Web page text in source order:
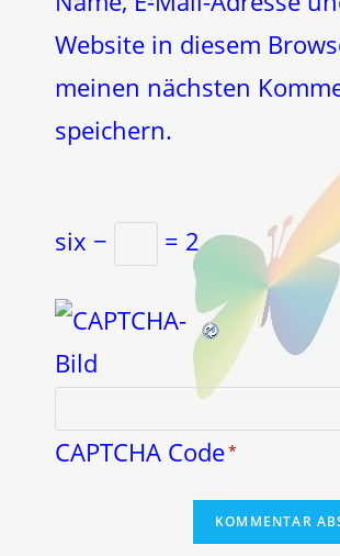
ein
(optional)
Website in diesem
meinen nächsten
speichern.
six − = 2
CAPTCHA Code*